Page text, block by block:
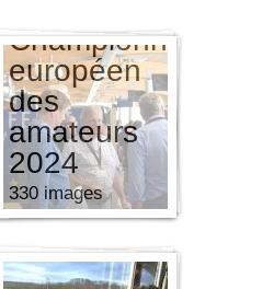
Championnat
européen
des
amateurs
2024
330 images